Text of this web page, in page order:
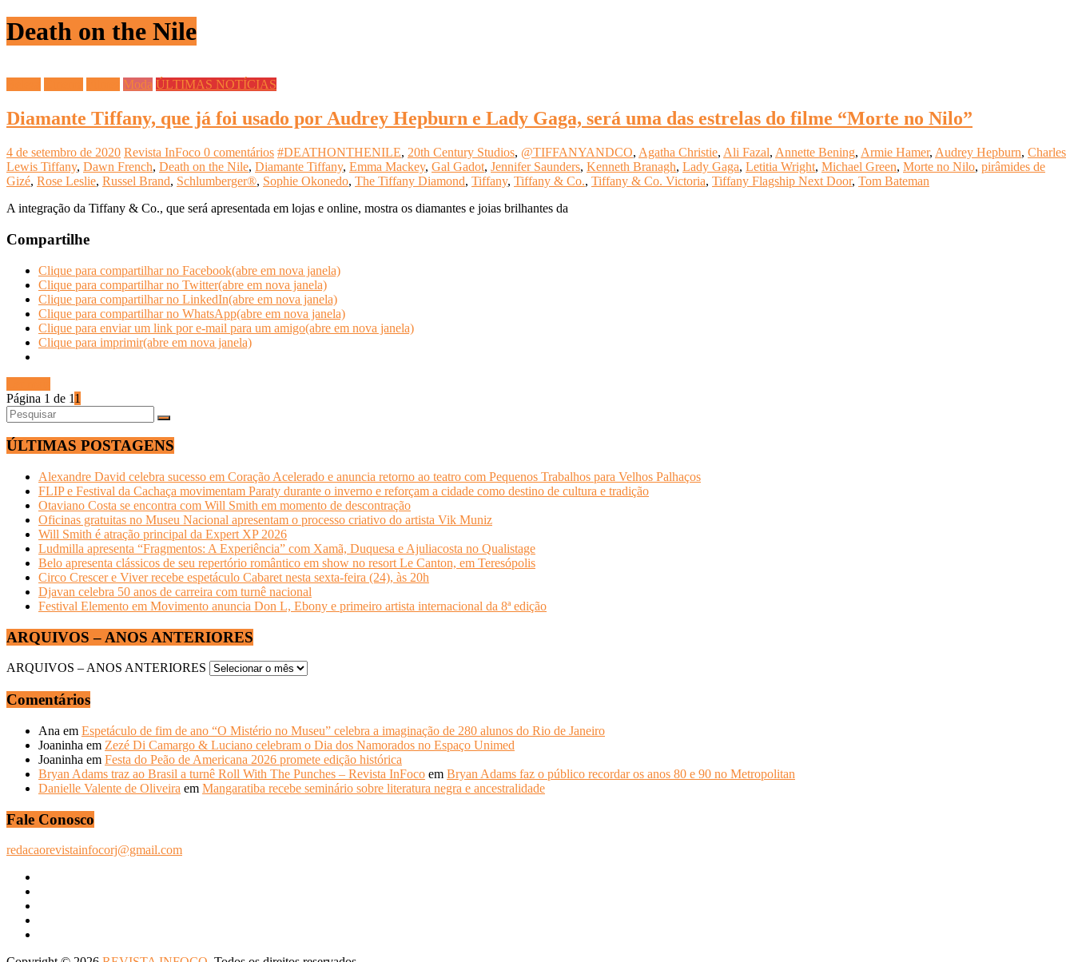
Death on the Nile
Moda ÚLTIMAS NOTÍCIAS
Diamante Tiffany, que já foi usado por Audrey Hepburn e Lady Gaga, será uma das estrelas do filme “Morte no Nilo”
4 de setembro de 2020 Revista InFoco 0 comentários #DEATHONTHENILE, 20th Century Studios, @TIFFANYANDCO, Agatha Christie, Ali Fazal, Annette Bening, Armie Hamer, Audrey Hepburn, Charles
Lewis Tiffany, Dawn French, Death on the Nile, Diamante Tiffany, Emma Mackey, Gal Gadot, Jennifer Saunders, Kenneth Branagh, Lady Gaga, Letitia Wright, Michael Green, Morte no Nilo, pirâmides de
Gizé, Rose Leslie, Russel Brand, Schlumberger®, Sophie Okonedo, The Tiffany Diamond, Tiffany, Tiffany & Co., Tiffany & Co. Victoria, Tiffany Flagship Next Door, Tom Bateman
A integração da Tiffany & Co., que será apresentada em lojas e online, mostra os diamantes e joias brilhantes da
Compartilhe
Clique para compartilhar no Facebook(abre em nova janela)
Clique para compartilhar no Twitter(abre em nova janela)
Clique para compartilhar no LinkedIn(abre em nova janela)
Clique para compartilhar no WhatsApp(abre em nova janela)
Clique para enviar um link por e-mail para um amigo(abre em nova janela)
Clique para imprimir(abre em nova janela)
Página 1 de 11
ÚLTIMAS POSTAGENS
Alexandre David celebra sucesso em Coração Acelerado e anuncia retorno ao teatro com Pequenos Trabalhos para Velhos Palhaços
FLIP e Festival da Cachaça movimentam Paraty durante o inverno e reforçam a cidade como destino de cultura e tradição
Otaviano Costa se encontra com Will Smith em momento de descontração
Oficinas gratuitas no Museu Nacional apresentam o processo criativo do artista Vik Muniz
Will Smith é atração principal da Expert XP 2026
Ludmilla apresenta “Fragmentos: A Experiência” com Xamã, Duquesa e Ajuliacosta no Qualistage
Belo apresenta clássicos de seu repertório romântico em show no resort Le Canton, em Teresópolis
Circo Crescer e Viver recebe espetáculo Cabaret nesta sexta-feira (24), às 20h
Djavan celebra 50 anos de carreira com turnê nacional
Festival Elemento em Movimento anuncia Don L, Ebony e primeiro artista internacional da 8ª edição
ARQUIVOS – ANOS ANTERIORES
ARQUIVOS – ANOS ANTERIORES
Comentários
Ana em Espetáculo de fim de ano “O Mistério no Museu” celebra a imaginação de 280 alunos do Rio de Janeiro
Joaninha em Zezé Di Camargo & Luciano celebram o Dia dos Namorados no Espaço Unimed
Joaninha em Festa do Peão de Americana 2026 promete edição histórica
Bryan Adams traz ao Brasil a turnê Roll With The Punches – Revista InFoco em Bryan Adams faz o público recordar os anos 80 e 90 no Metropolitan
Danielle Valente de Oliveira em Mangaratiba recebe seminário sobre literatura negra e ancestralidade
Fale Conosco
redacaorevistainfocorj@gmail.com